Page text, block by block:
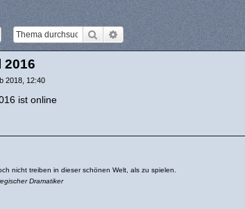
Suche Erweiterte Suche
2016
2018, 12:40
ist online
nicht treiben in dieser schönen Welt, als zu spielen.
Dramatiker